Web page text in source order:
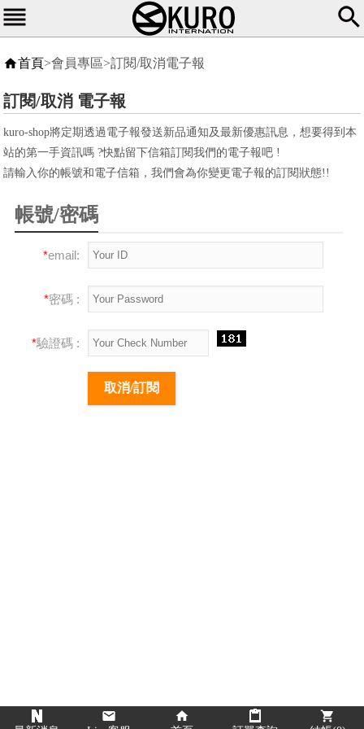
首頁>會員專區>訂閱/取消電子報
訂閱/取消 電子報
kuro-shop將定期透過電子報發送新品通知及最新優惠訊息，想要得到本
站的第一手資訊嗎 ?快點留下信箱訂閱我們的電子報吧 !
請輸入你的帳號和電子信箱，我們會為你變更電子報的訂閱狀態!!
帳號/密碼
*email:
*密碼 :
*驗證碼 :